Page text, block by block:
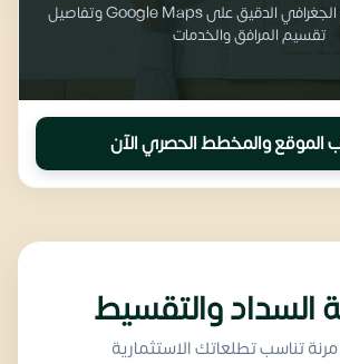
احصل على الموقع الجغرافي الدقيق على Google Maps وتفاصيل
تقسيم المرافق والخدمات
الموقع والمخطط الحصري الآن
السداد والتقسيط
تناسب تطلعاتك الاستثمارية